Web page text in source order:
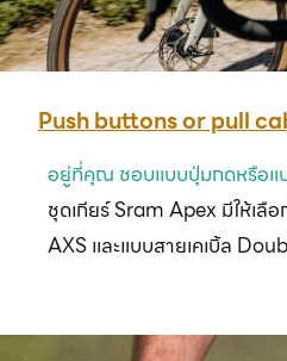
Push buttons or pull
อยู่ที่คุณ ชอบแบบปุ่มกดหรือแบ
ชุดเกียร์ Sram Apex มีให้เลื
AXS และแบบสายเคเบิ้ล